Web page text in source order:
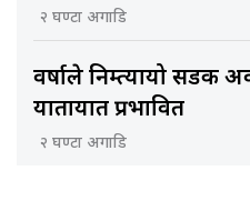
२ घण्टा अगाडि
वर्षाले निम्त्यायो सडक
यातायात प्रभावित
२ घण्टा अगाडि